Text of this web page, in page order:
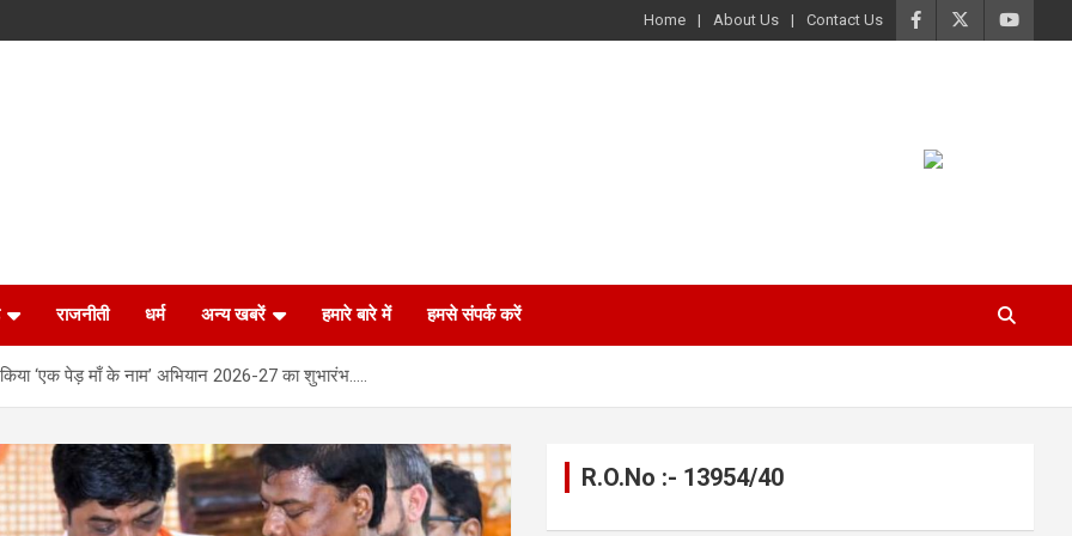
Home About Us Contact Us
राजनीती धर्म अन्य खबरें हमारे बारे में हमसे संपर्क करें
किया ‘एक पेड़ माँ के नाम’ अभियान 2026-27 का शुभारंभ…..
R.O.No :- 13954/40